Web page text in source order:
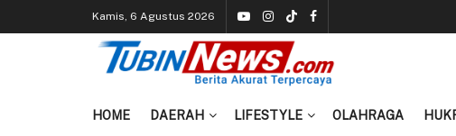
Kamis, 6 Agustus 2026
HOME DAERAH LIFESTYLE OLAHRAGA